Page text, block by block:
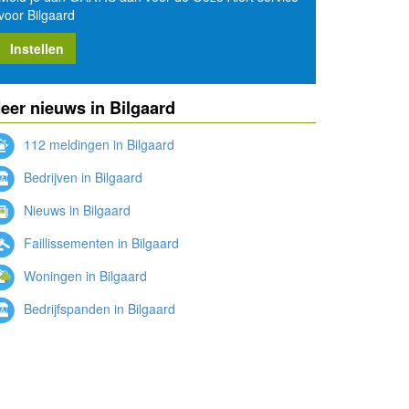
Bilgaard
Instellen
nieuws in Bilgaard
112 meldingen in Bilgaard
Bedrijven in Bilgaard
Nieuws in Bilgaard
Faillissementen in Bilgaard
Woningen in Bilgaard
Bedrijfspanden in Bilgaard